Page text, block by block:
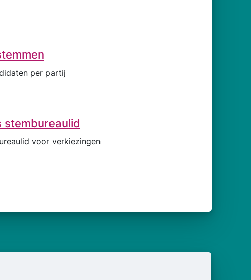
per partij
stembureaulid
voor verkiezingen